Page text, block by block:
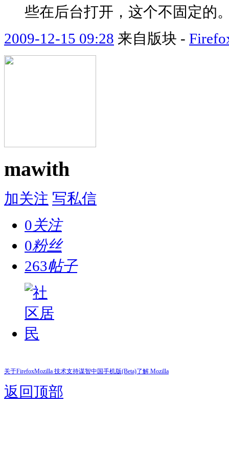
些在后台打开，这个不固定的
2009-12-15 09:28 来自版块 -
mawith
加关注 写私信
0关注
0粉丝
263帖子
关于FirefoxMozilla 技术支持谋智中国手机版(Beta)了解 Mozilla
返回顶部